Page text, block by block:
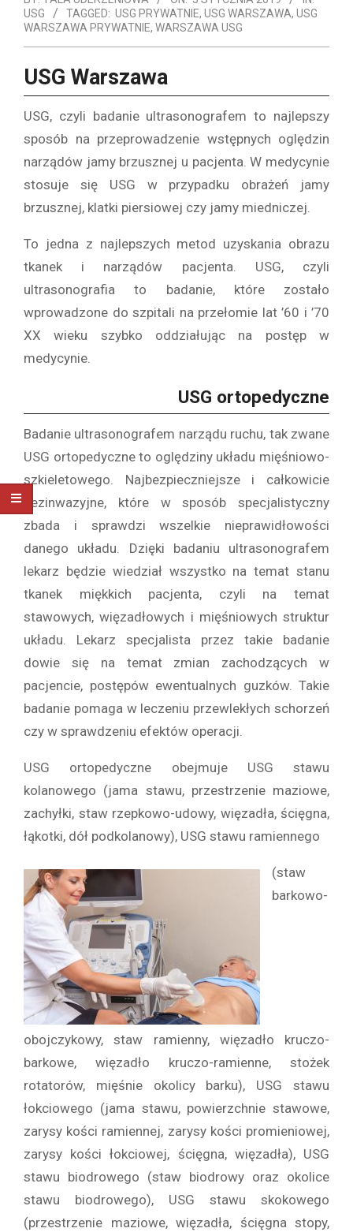
USG
TAGGED: USG PRYWATNIE, USG WARSZAWA, USG
WARSZAWA PRYWATNIE, WARSZAWA USG
USG Warszawa
USG, czyli badanie ultrasonografem to najlepszy
sposób na przeprowadzenie wstępnych oględzin
narządów jamy brzusznej u pacjenta. W medycynie
stosuje się USG w przypadku obrażeń jamy
brzusznej, klatki piersiowej czy jamy miedniczej.
To jedna z najlepszych metod uzyskania obrazu
tkanek i narządów pacjenta. USG, czyli
ultrasonografia to badanie, które zostało
wprowadzone do szpitali na przełomie lat ’60 i ’70
XX wieku szybko oddziałując na postęp w
medycynie.
USG ortopedyczne
Badanie ultrasonografem narządu ruchu, tak zwane
USG ortopedyczne to oględziny układu mięśniowo-
szkieletowego. Najbezpieczniejsze i całkowicie
bezinwazyjne, które w sposób specjalistyczny
zbada i sprawdzi wszelkie nieprawidłowości
danego układu. Dzięki badaniu ultrasonografem
lekarz będzie wiedział wszystko na temat stanu
tkanek miękkich pacjenta, czyli na temat
stawowych, więzadłowych i mięśniowych struktur
układu. Lekarz specjalista przez takie badanie
dowie się na temat zmian zachodzących w
pacjencie, postępów ewentualnych guzków. Takie
badanie pomaga w leczeniu przewlekłych schorzeń
czy w sprawdzeniu efektów operacji.
USG ortopedyczne obejmuje USG stawu
kolanowego (jama stawu, przestrzenie maziowe,
zachyłki, staw rzepkowo-udowy, więzadła, ścięgna,
łąkotki, dół podkolanowy), USG stawu ramiennego
(staw
barkowo-
obojczykowy, staw ramienny, więzadło kruczo-
barkowe, więzadło kruczo-ramienne, stożek
rotatorów, mięśnie okolicy barku), USG stawu
łokciowego (jama stawu, powierzchnie stawowe,
zarysy kości ramiennej, zarysy kości promieniowej,
zarysy kości łokciowej, ścięgna, więzadła), USG
stawu biodrowego (staw biodrowy oraz okolice
stawu biodrowego), USG stawu skokowego
(przestrzenie maziowe, więzadła, ścięgna stopy,